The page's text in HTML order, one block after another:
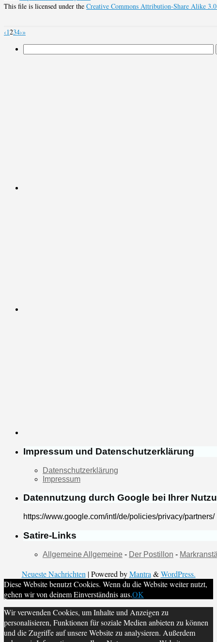
This file is licensed under the Creative Commons Attribution-Share Alike
‹1234›»
Impressum und Datenschutzerklärung
Datenschutzerklärung
Impressum
Datennutzung durch Google bei Ihrer
https://www.google.com/intl/de/policies/privacy/partners/
Satire-Links
Allgemeine Allgemeine - Der Postillon -
Neueste Nachrichten | Powered byMantra &WordPress.
Diese Website benutzt Cookies. Wenn du die Website weiter nutzt,
gehen wir von deinem Einverständnis aus.OK
Wir verwenden Cookies, um Inhalte und Anzeigen zu
personalisieren, Funktionen für soziale Medien anbieten zu können
und die Zugriffe auf unsere Website zu analysieren. Außerdem